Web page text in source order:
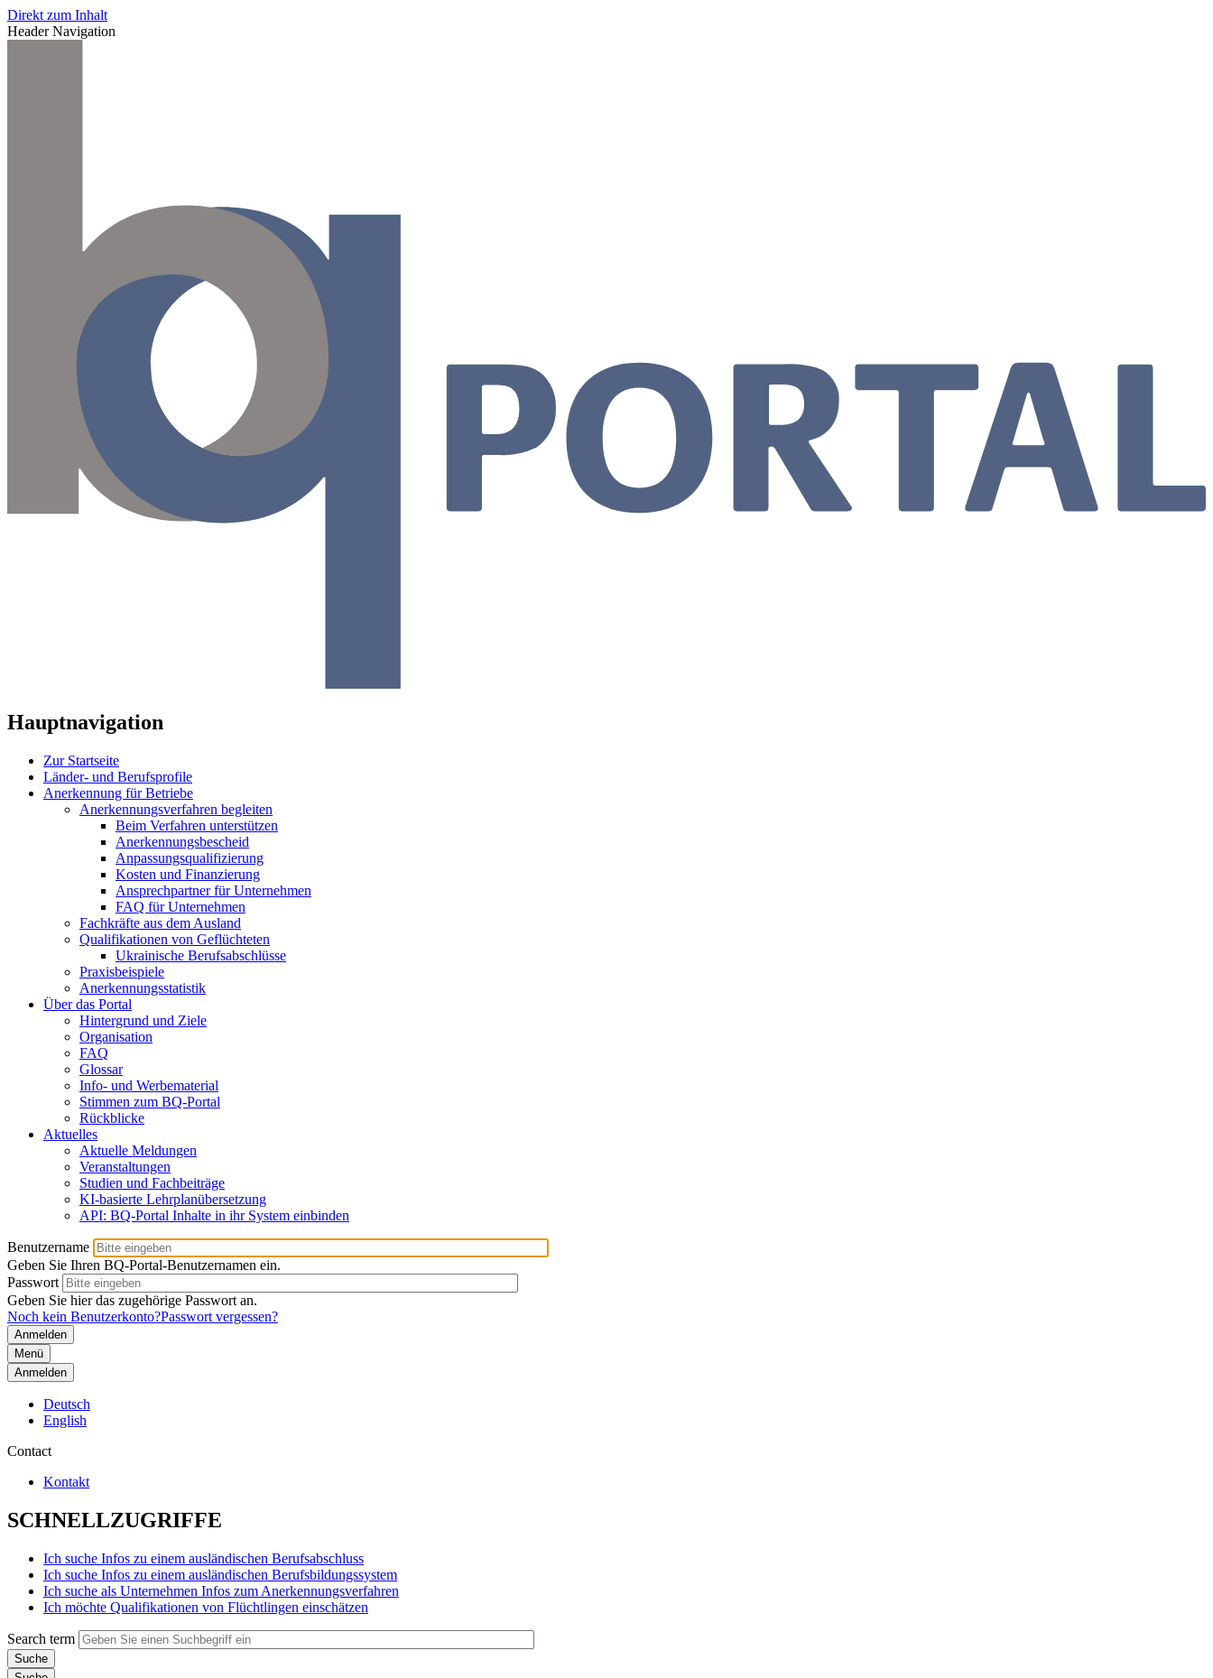
Direkt zum Inhalt
Header Navigation
Hauptnavigation
Zur Startseite
Länder- und Berufsprofile
Anerkennung für Betriebe
Anerkennungsverfahren begleiten
Beim Verfahren unterstützen
Anerkennungsbescheid
Anpassungsqualifizierung
Kosten und Finanzierung
Ansprechpartner für Unternehmen
FAQ für Unternehmen
Fachkräfte aus dem Ausland
Qualifikationen von Geflüchteten
Ukrainische Berufsabschlüsse
Praxisbeispiele
Anerkennungsstatistik
Über das Portal
Hintergrund und Ziele
Organisation
FAQ
Glossar
Info- und Werbematerial
Stimmen zum BQ-Portal
Rückblicke
Aktuelles
Aktuelle Meldungen
Veranstaltungen
Studien und Fachbeiträge
KI-basierte Lehrplanübersetzung
API: BQ-Portal Inhalte in ihr System einbinden
Benutzername
Geben Sie Ihren BQ-Portal-Benutzernamen ein.
Passwort
Geben Sie hier das zugehörige Passwort an.
Noch kein Benutzerkonto?Passwort vergessen?
Menü
Anmelden
Deutsch
English
Contact
Kontakt
SCHNELLZUGRIFFE
Ich suche Infos zu einem ausländischen Berufsabschluss
Ich suche Infos zu einem ausländischen Berufsbildungssystem
Ich suche als Unternehmen Infos zum Anerkennungsverfahren
Ich möchte Qualifikationen von Flüchtlingen einschätzen
Search term